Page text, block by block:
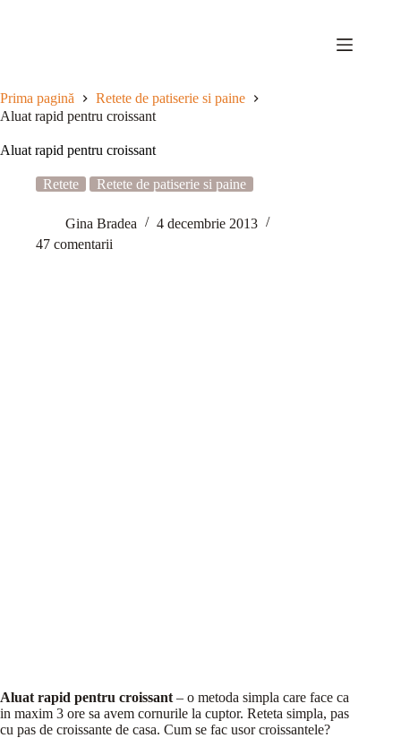
Prima pagină
Retete de patiserie si paine
Aluat rapid pentru croissant
Aluat rapid pentru croissant
Retete Retete de patiserie si paine
Gina Bradea
4 decembrie 2013
47 comentarii
Aluat rapid pentru croissant – o metoda simpla care face ca
in maxim 3 ore sa avem cornurile la cuptor. Reteta simpla, pas
cu pas de croissante de casa. Cum se fac usor croissantele?